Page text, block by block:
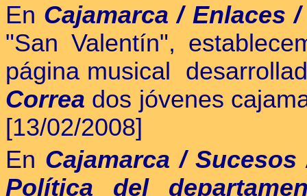
En Cajamarca / Enlaces
"San Valentín",
página musical
Correa dos jóvenes
[13/02/2008]
En Cajamarca /
Política del